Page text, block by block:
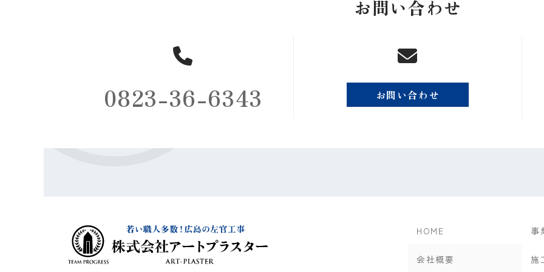
お問い合わせ
0823-36-6343 お問い合わせ
HOME 事
会社概要 施